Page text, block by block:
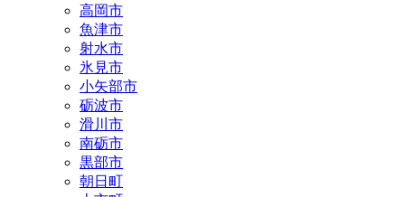
高岡市
魚津市
射水市
氷見市
小矢部市
砺波市
滑川市
南砺市
黒部市
朝日町